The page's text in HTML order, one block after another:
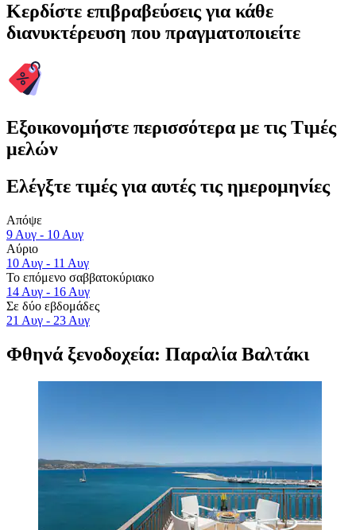
Κερδίστε επιβραβεύσεις για κάθε
διανυκτέρευση που πραγματοποιείτε
Εξοικονομήστε περισσότερα με τις Τιμές
μελών
Ελέγξτε τιμές για αυτές τις ημερομηνίες
Απόψε
9 Αυγ - 10 Αυγ
Αύριο
10 Αυγ - 11 Αυγ
Το επόμενο σαββατοκύριακο
14 Αυγ - 16 Αυγ
Σε δύο εβδομάδες
21 Αυγ - 23 Αυγ
Φθηνά ξενοδοχεία: Παραλία Βαλτάκι